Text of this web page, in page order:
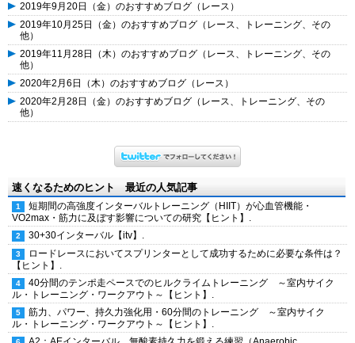
2019年9月20日（金）のおすすめブログ（レース）
2019年10月25日（金）のおすすめブログ（レース、トレーニング、その
他）
2019年11月28日（木）のおすすめブログ（レース、トレーニング、その
他）
2020年2月6日（木）のおすすめブログ（レース）
2020年2月28日（金）のおすすめブログ（レース、トレーニング、その
他）
速くなるためのヒント 最近の人気記事
短期間の高強度インターバルトレーニング（HIIT）が心血管機能・
VO2max・筋力に及ぼす影響についての研究【ヒント】.
30+30インターバル【itv】.
ロードレースにおいてスプリンターとして成功するために必要な条件は？
【ヒント】.
40分間のテンポ走ペースでのヒルクライムトレーニング ～室内サイク
ル・トレーニング・ワークアウト～【ヒント】.
筋力、パワー、持久力強化用・60分間のトレーニング ～室内サイク
ル・トレーニング・ワークアウト～【ヒント】.